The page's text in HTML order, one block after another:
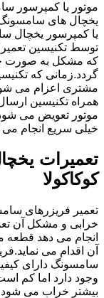
موتور یا کمپرسور
یخچال های
یا کمپرسور یخچال
توسط تکنیسین
که مشکل به صورت
گردد.زمانی که
مشتری اعزام می
همراه تکنیسین
موتور تعویض می
خیلی سریع انجام می
تعمیرات
کوکاکولا
تعمیر فریزرهای
خرابی و مشکل آن
انجام می دهد قطعه
آن اقدام می
سامسونگ دارای
وجود دارد اما کم
بیشتر خراب می شود